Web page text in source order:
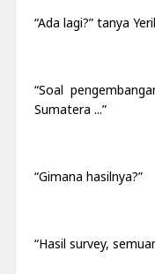
“Ada lagi?” tanya
“Soal
Sumatera ...”
“Gimana hasilnya?”
“Hasil survey,